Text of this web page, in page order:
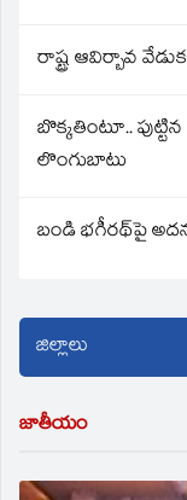
రాష్ట్ర ఆవిర్బావ
బొక్కతింటూ..
లొంగుబాటు
బండి భగీరథ్‌పై
జాతీయం